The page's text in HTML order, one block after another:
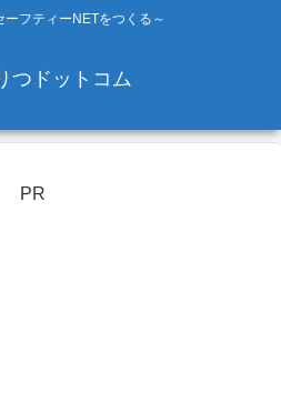
ーフティーNETをつくる～
つドットコム
PR